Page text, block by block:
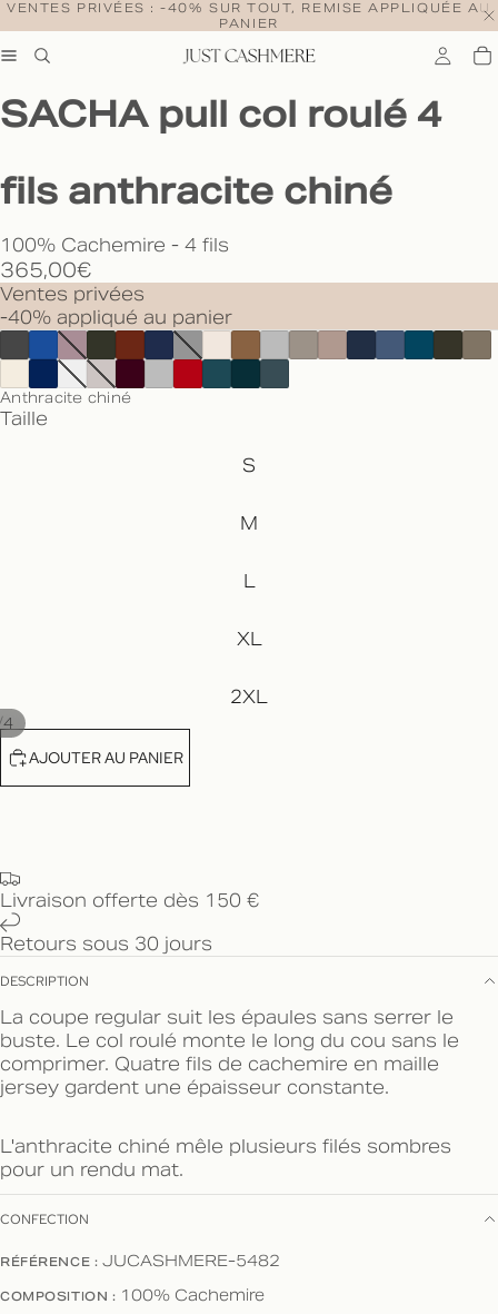
VENTES PRIVÉES : -40% SUR TOUT, REMISE APPLIQUÉE AU
PANIER
4
SACHA pull col roulé 4
fils anthracite chiné
100% Cachemire - 4 fils
365,00€
Ventes privées
-40% appliqué au panier
Anthracite chiné
Taille
S
M
L
XL
2XL
AJOUTER AU PANIER
Livraison offerte dès 150 €
Retours sous 30 jours
DESCRIPTION
La coupe regular suit les épaules sans serrer le
buste. Le col roulé monte le long du cou sans le
comprimer. Quatre fils de cachemire en maille
jersey gardent une épaisseur constante.
L'anthracite chiné mêle plusieurs filés sombres
pour un rendu mat.
CONFECTION
RÉFÉRENCE : JUCASHMERE-5482
COMPOSITION : 100% Cachemire